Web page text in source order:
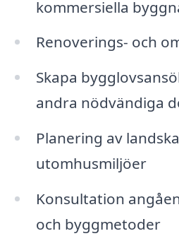
kommersiella
Renoverings- och
Skapa
andra nödvändiga
Planering av
utomhusmiljöer
Konsultation
och byggmetoder